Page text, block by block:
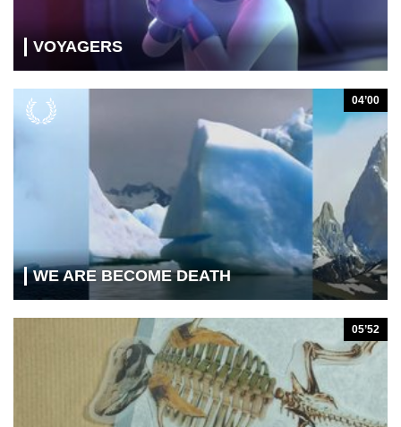
VOYAGERS
WE ARE BECOME DEATH
04’00
05’52